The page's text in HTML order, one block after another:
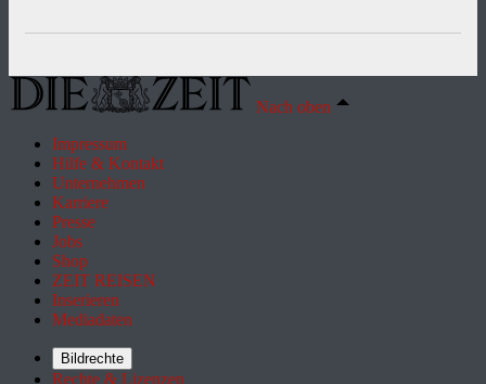
Nach oben
Impressum
Hilfe & Kontakt
Unternehmen
Karriere
Presse
Jobs
Shop
ZEIT REISEN
Inserieren
Mediadaten
Bildrechte
Rechte & Lizenzen